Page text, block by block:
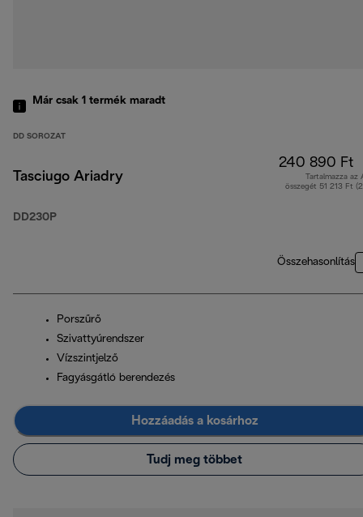
Már csak 1 termék maradt
DD SOROZAT
Tasciugo Ariadry
DD230P
240 890 Ft
Tartalmazza az
összegét 51 213 Ft
Összehasonlítás
Porszűrő
Szivattyúrendszer
Vízszintjelző
Fagyásgátló berendezés
Hozzáadás a kosárhoz
Tudj meg többet